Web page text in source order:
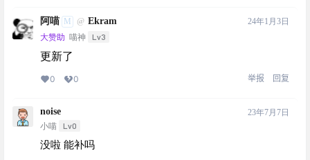
阿喵 M @ Ekram
大赞助 喵神 Lv3
24年1月3日
更新了
0 0 举报 回复
noise
小喵 Lv0
23年7月7日
没啦 能补吗